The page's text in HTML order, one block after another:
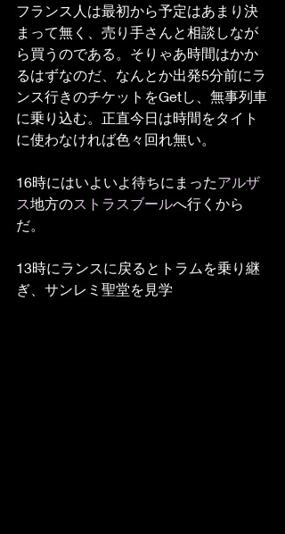
フランス人は最初から予定はあまり決
まって無く、売り手さんと相談しなが
ら買うのである。そりゃあ時間はかか
るはずなのだ、なんとか出発5分前にラ
ンス行きのチケットをGetし、無事列車
に乗り込む。正直今日は時間をタイト
に使わなければ色々回れ無い。
16時にはいよいよ待ちにまったアルザ
ス地方のストラスブールへ行くから
だ。
13時にランスに戻るとトラムを乗り継
ぎ、サンレミ聖堂を見学